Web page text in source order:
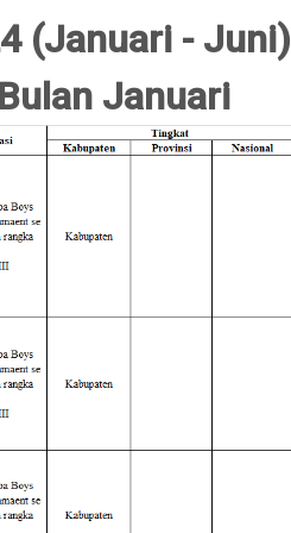
(Januari - Juni)
Bulan Januari